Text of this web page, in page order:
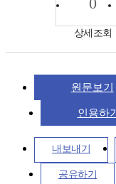
상세조회
원문보기
인용하기
내보내기
공유하기